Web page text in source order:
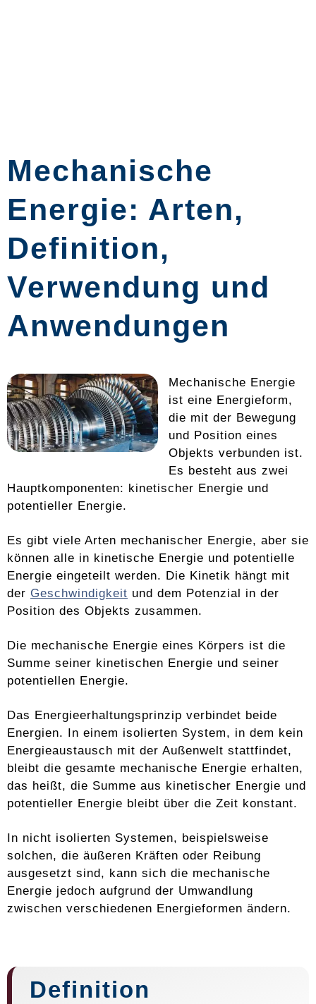
Mechanische
Energie: Arten,
Definition,
Verwendung und
Anwendungen
Mechanische Energie
ist eine Energieform,
die mit der Bewegung
und Position eines
Objekts verbunden ist.
Es besteht aus zwei
Hauptkomponenten: kinetischer Energie und
potentieller Energie.
Es gibt viele Arten mechanischer Energie, aber sie
können alle in kinetische Energie und potentielle
Energie eingeteilt werden. Die Kinetik hängt mit
der Geschwindigkeit und dem Potenzial in der
Position des Objekts zusammen.
Die mechanische Energie eines Körpers ist die
Summe seiner kinetischen Energie und seiner
potentiellen Energie.
Das Energieerhaltungsprinzip verbindet beide
Energien. In einem isolierten System, in dem kein
Energieaustausch mit der Außenwelt stattfindet,
bleibt die gesamte mechanische Energie erhalten,
das heißt, die Summe aus kinetischer Energie und
potentieller Energie bleibt über die Zeit konstant.
In nicht isolierten Systemen, beispielsweise
solchen, die äußeren Kräften oder Reibung
ausgesetzt sind, kann sich die mechanische
Energie jedoch aufgrund der Umwandlung
zwischen verschiedenen Energieformen ändern.
Definition